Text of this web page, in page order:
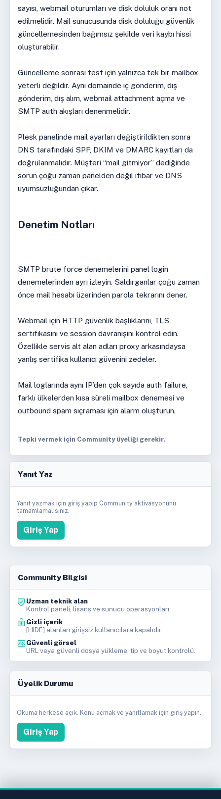
sayısı, webmail oturumları ve disk doluluk oranı not
edilmelidir. Mail sunucusunda disk doluluğu güvenlik
güncellemesinden bağımsız şekilde veri kaybı hissi
oluşturabilir.
Güncelleme sonrası test için yalnızca tek bir mailbox
yeterli değildir. Aynı domainde iç gönderim, dış
gönderim, dış alım, webmail attachment açma ve
SMTP auth akışları denenmelidir.
Plesk panelinde mail ayarları değiştirildikten sonra
DNS tarafındaki SPF, DKIM ve DMARC kayıtları da
doğrulanmalıdır. Müşteri “mail gitmiyor” dediğinde
sorun çoğu zaman panelden değil itibar ve DNS
uyumsuzluğundan çıkar.
Denetim Notları
SMTP brute force denemelerini panel login
denemelerinden ayrı izleyin. Saldırganlar çoğu zaman
önce mail hesabı üzerinden parola tekrarını dener.
Webmail için HTTP güvenlik başlıklarını, TLS
sertifikasını ve session davranışını kontrol edin.
Özellikle servis alt alan adları proxy arkasındaysa
yanlış sertifika kullanıcı güvenini zedeler.
Mail loglarında aynı IP’den çok sayıda auth failure,
farklı ülkelerden kısa süreli mailbox denemesi ve
outbound spam sıçraması için alarm oluşturun.
Tepki vermek için Community üyeliği gerekir.
Yanıt Yaz
Yanıt yazmak için giriş yapıp Community aktivasyonunu
tamamlamalısınız.
Giriş Yap
Community Bilgisi
Uzman teknik alan
Kontrol paneli, lisans ve sunucu operasyonları.
Gizli içerik
[HIDE] alanları girişsiz kullanıcılara kapalıdır.
Güvenli görsel
URL veya güvenli dosya yükleme, tip ve boyut kontrolü.
Üyelik Durumu
Okuma herkese açık. Konu açmak ve yanıtlamak için giriş yapın.
Giriş Yap